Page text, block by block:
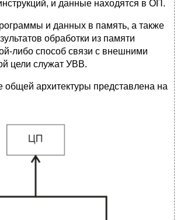
и данные находятся в ОП.
и данных в память, а также
обработки из памяти
либо способ связи с внешними
цели служат УВВ.
архитектуры представлена на